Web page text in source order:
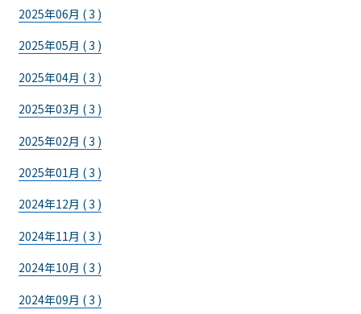
2025年06月 ( 3 )
2025年05月 ( 3 )
2025年04月 ( 3 )
2025年03月 ( 3 )
2025年02月 ( 3 )
2025年01月 ( 3 )
2024年12月 ( 3 )
2024年11月 ( 3 )
2024年10月 ( 3 )
2024年09月 ( 3 )